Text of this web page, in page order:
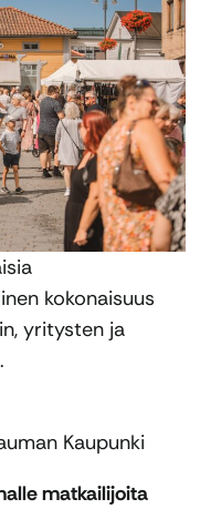
kokonaisuus
yritysten ja
Kaupunki
matkailijoita